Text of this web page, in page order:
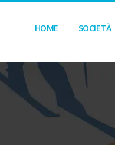
HOME SOCIETÀ